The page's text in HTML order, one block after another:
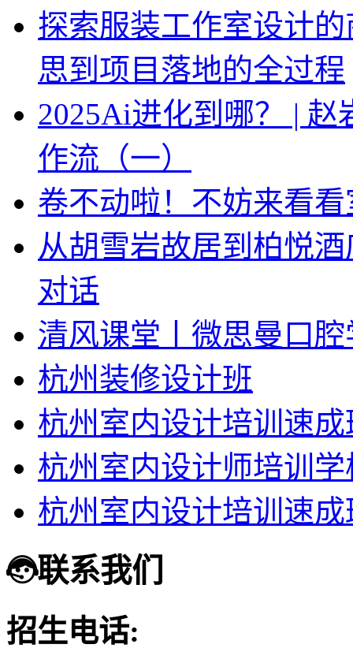
探索服装工作室设计
思到项目落地的全过程
2025Ai进化到哪？ |
作流（一）
卷不动啦！不妨来看
从胡雪岩故居到柏悦
对话
清风课堂丨微思曼口
杭州装修设计班
杭州室内设计培训速成
杭州室内设计师培训
杭州室内设计培训速成
联系我们
招生电话: